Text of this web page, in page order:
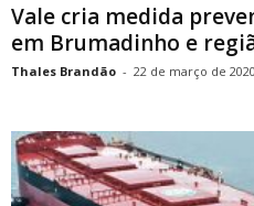
Vale cria medida
em Brumadinho e
Thales Brandão - 22 de março de 2020